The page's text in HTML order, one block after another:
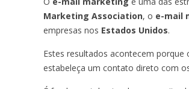
Marketing Association, o e-mail
empresas nos Estados Unidos.
Estes resultados acontecem porque
estabeleça um contato direto com